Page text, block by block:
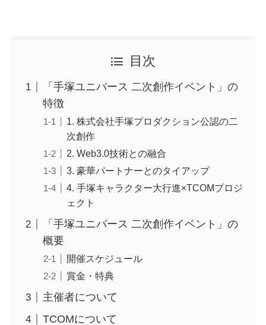
目次
「手塚ユニバース 二次創作イベント」の
特徴
1. 株式会社手塚プロダクション公認の二
次創作
2. Web3.0技術との融合
3. 豪華パートナーとのタイアップ
4. 手塚キャラクター大行進×TCOMプロジ
ェクト
「手塚ユニバース 二次創作イベント」の
概要
開催スケジュール
賞金・特典
主催者について
TCOMについて